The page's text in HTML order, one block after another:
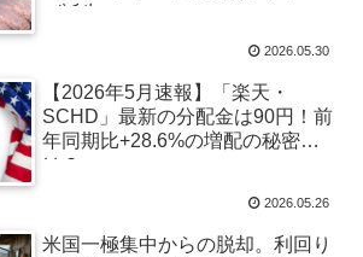
が誕生
2026.05.30
【2026年5月速報】「楽天・
SCHD」最新の分配金は90円！前
年同期比+28.6%の増配の秘密と
は？
2026.05.26
米国一極集中からの脱却。利回り